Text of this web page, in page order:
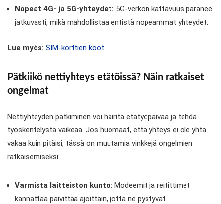
Nopeat 4G- ja 5G-yhteydet: 5G-verkon kattavuus paranee
jatkuvasti, mikä mahdollistaa entistä nopeammat yhteydet.
Lue myös: SIM-korttien koot
Pätkiikö nettiyhteys etätöissä? Näin ratkaiset
ongelmat
Nettiyhteyden pätkiminen voi häiritä etätyöpäivää ja tehdä
työskentelystä vaikeaa. Jos huomaat, että yhteys ei ole yhtä
vakaa kuin pitäisi, tässä on muutamia vinkkejä ongelmien
ratkaisemiseksi:
Varmista laitteiston kunto: Modeemit ja reitittimet
kannattaa päivittää ajoittain, jotta ne pystyvät